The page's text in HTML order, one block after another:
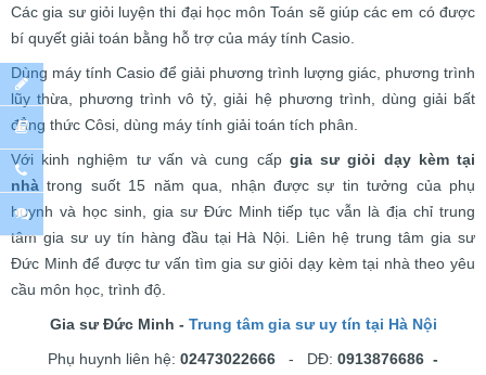
Các gia sư giỏi luyện thi đại học môn Toán sẽ giúp các em có được
bí quyết giải toán bằng hỗ trợ của máy tính Casio.
Dùng máy tính Casio để giải phương trình lượng giác, phương trình
lũy thừa, phương trình vô tỷ, giải hệ phương trình, dùng giải bất
đẳng thức Côsi, dùng máy tính giải toán tích phân.
Với kinh nghiệm tư vấn và cung cấp gia sư giỏi dạy kèm tại
nhàtrong suốt 15 năm qua, nhận được sự tin tưởng của phụ
huynh và học sinh, gia sư Đức Minh tiếp tục vẫn là địa chỉ trung
tâm gia sư uy tín hàng đầu tại Hà Nội. Liên hệ trung tâm gia sư
Đức Minh để được tư vấn tìm gia sư giỏi dạy kèm tại nhà theo yêu
cầu môn học, trình độ.
Gia sư Đức Minh - Trung tâm gia sư uy tín tại Hà Nội
Phụ huynh liên hệ: 02473022666 - DĐ: 0913876686 -